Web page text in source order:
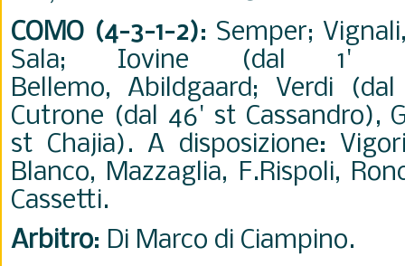
COMO (4-3-1-2): Semper;
Sala; Iovine (dal 1'
Bellemo, Abildgaard; Verdi
Cutrone (dal 46' st Cassandro),
st Chajia). A disposizione:
Blanco, Mazzaglia, F.Rispoli,
Cassetti.
Arbitro: Di Marco di Ciampino.